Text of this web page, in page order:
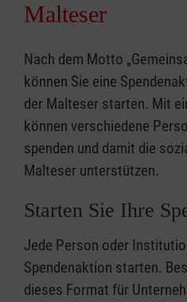
Malteser
Nach dem Motto
können Sie eine
der Malteser starten. Mit
können verschiedene
spenden und damit die
Malteser unterstützen.
Starten Sie Ihre
Jede Person oder
Spendenaktion starten.
dieses Format für